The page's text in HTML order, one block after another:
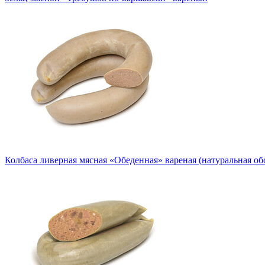
Колбаса ливерная мясная «Обеденная» вареная (натуральная